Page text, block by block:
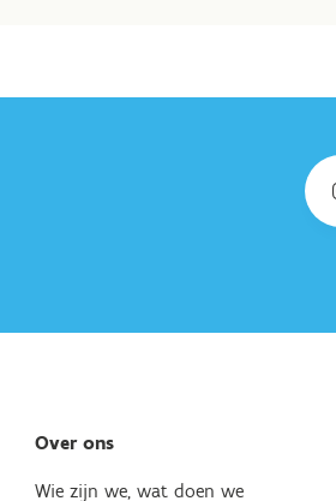
Over ons
Wie zijn we, wat doen we